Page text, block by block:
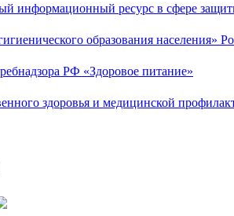
информационный ресурс в сфере
образования населения»
РФ «Здоровое питание»
здоровья и медицинской